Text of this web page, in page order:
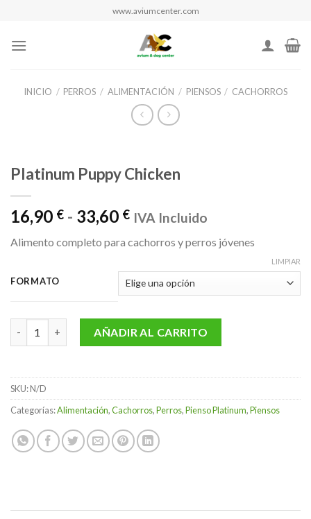
content
www.aviumcenter.com
INICIO / PERROS / ALIMENTACIÓN / PIENSOS / CACHORROS
Platinum Puppy Chicken
16,90 € - 33,60 €Rango
precios:
16,90 €
hasta
33,60 €
IVA Incluido
Alimento completo para cachorros y perros jóvenes
FORMATO
LIMPIAR
Platinum Puppy Chicken cantidad
AÑADIR AL CARRITO
SKU:N/D
Categorías:Alimentación,Cachorros,Perros,Pienso Platinum,Piensos